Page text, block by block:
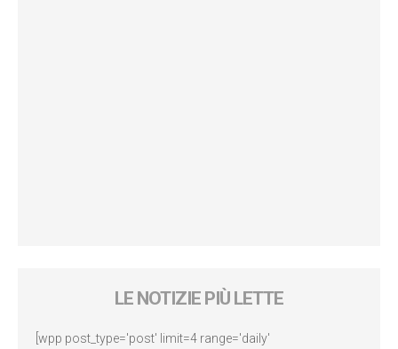
LE NOTIZIE PIÙ LETTE
[wpp post_type='post' limit=4 range='daily'